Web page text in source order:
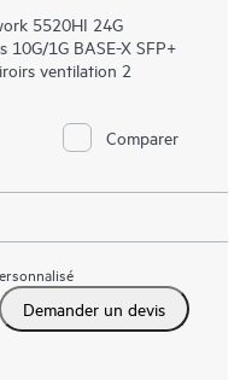
5520HI 24G
1G BASE-X SFP+
ventilation 2
Comparer
Demander un devis